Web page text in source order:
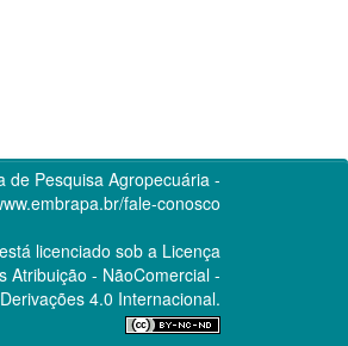
de Pesquisa Agropecuária -
fale-conosco
licenciado sob a Licença
Atribuição - NãoComercial -
4.0 Internacional.